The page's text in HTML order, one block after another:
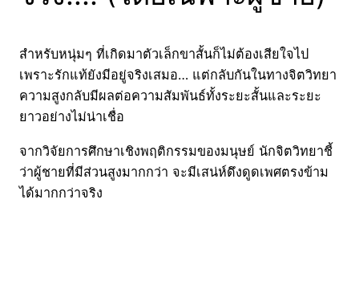
สำหรับหนุ่มๆ ที่เกิดมาตัวเล็กขาสั้นก็ไม่ต้องเสียใจไป
เพราะรักแท้ยังมีอยู่จริงเสมอ… แต่กลับกันในทางจิตวิทยา
ความสูงกลับมีผลต่อความสัมพันธ์ทั้งระยะสั้นและระยะ
ยาวอย่างไม่น่าเชื่อ
จากวิจัยการศึกษาเชิงพฤติกรรมของมนุษย์ นักจิตวิทยาชี้
ว่าผู้ชายที่มีส่วนสูงมากกว่า จะมีเสน่ห์ดึงดูดเพศตรงข้าม
ได้มากกว่าจริง